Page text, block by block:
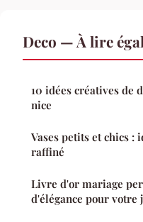
Deco — À lire
10 idées créatives de
nice
Vases petits et chics :
raffiné
Livre d'or mariage
d'élégance pour votre